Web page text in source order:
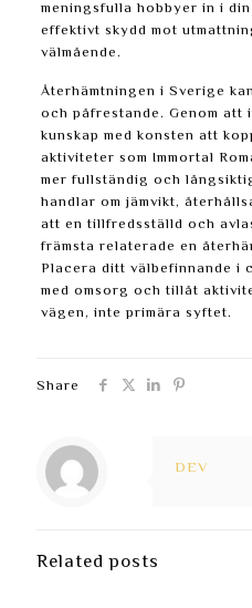
meningsfulla hobbyer in i
effektivt skydd mot
välmående.
Återhämtningen i Sverige
och påfrestande. Genom
kunskap med konsten att
aktiviteter som Immortal
mer fullständig och
handlar om jämvikt,
att en tillfredsställd och
främsta relaterade en
Placera ditt välbefinnande i
med omsorg och tillåt
vägen, inte primära syftet.
Share
DEV
Related posts